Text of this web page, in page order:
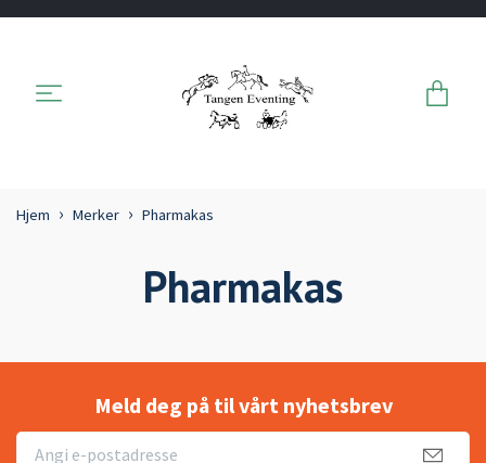
Hjem Merker Pharmakas
Pharmakas
Meld deg på til vårt nyhetsbrev